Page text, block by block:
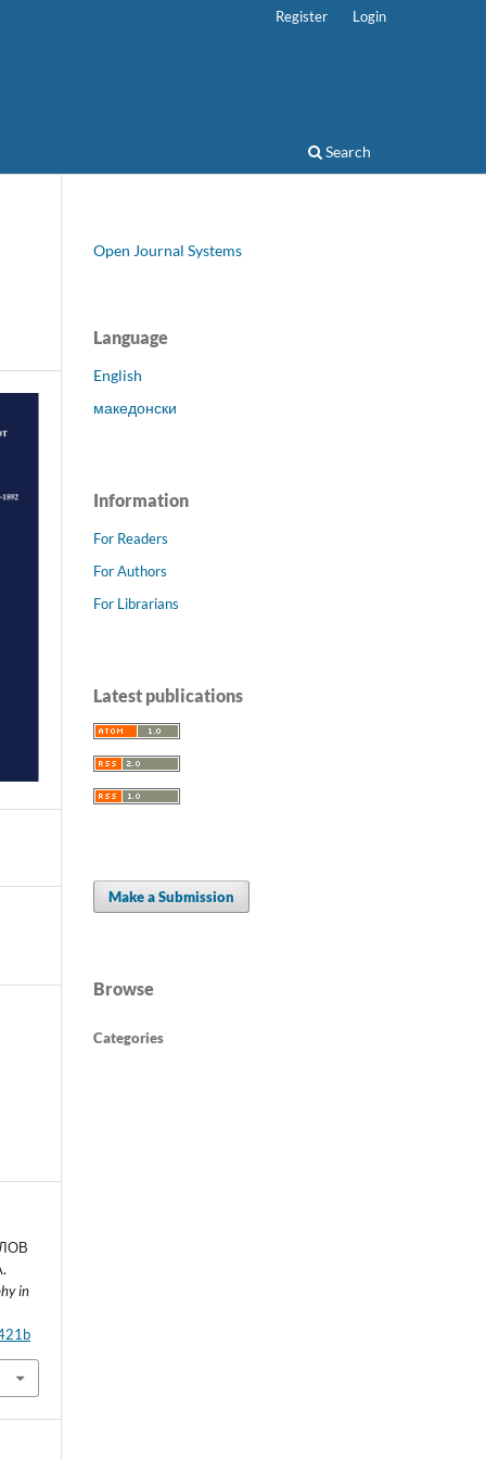
Search
Register Login
in
Open Journal Systems
Language
English
македонски
Information
For Readers
For Authors
For Librarians
Latest publications
Make a Submission
Browse
Categories